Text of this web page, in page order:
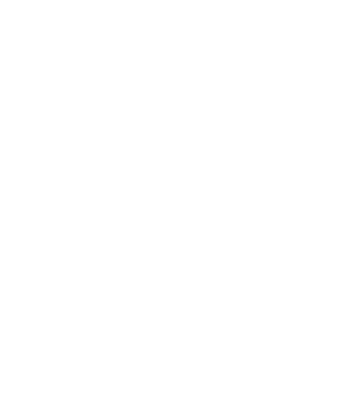
tad_blocks/file/
d/1DRAbt49kEePJ5_zYCA1AuLinl3dysZ_8/